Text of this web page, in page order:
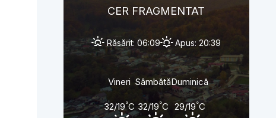
CER FRAGMENTAT
Răsărit: 06:09 Apus: 20:39
Vineri
32/19°C
Sâmbătă
32/19°C
Duminică
29/19°C